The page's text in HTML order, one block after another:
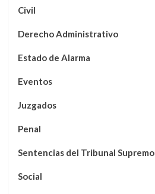
Civil
Derecho Administrativo
Estado de Alarma
Eventos
Juzgados
Penal
Sentencias del Tribunal Supremo
Social